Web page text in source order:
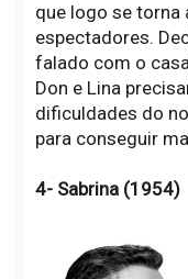
que logo se torna
espectadores.
falado com o
Don e Lina
dificuldades do
para conseguir
4- Sabrina (1954)